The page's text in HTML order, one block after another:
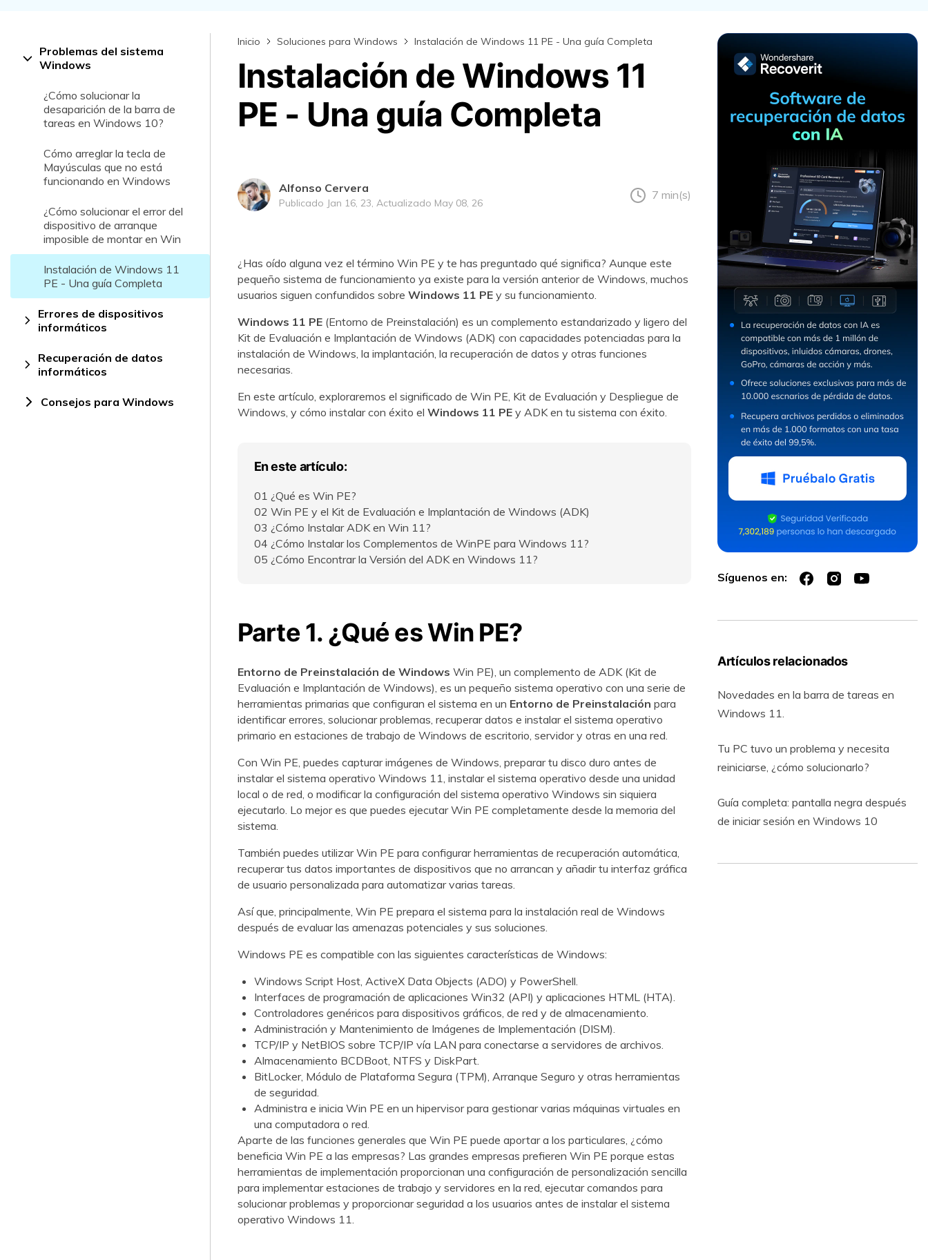
Recuperar Datos de NAS
Excel
Recuperar
Sistema
Recuperar
Datos
Recuperar
Disco Dañado
Recuperar
datos en
RAID
Nuevo
Recuperar
Recuperar
Disco RAW
VER TODAS LAS FUNCIONES
Problemas del sistema
Windows
¿Cómo solucionar la
desaparición de la barra de
tareas en Windows 10?
Cómo arreglar la tecla de
Mayúsculas que no está
funcionando en Windows
¿Cómo solucionar el error del
dispositivo de arranque
imposible de montar en Win
Instalación de Windows 11
PE - Una guía Completa
Errores de dispositivos
informáticos
Recuperación de datos
informáticos
Consejos para Windows
Inicio Soluciones para Windows Instalación de Windows 11 PE - Una guía Completa
Instalación de Windows 11
PE - Una guía Completa
Alfonso Cervera
Publicado Jan 16, 23, Actualizado May 08, 26
7 min(s)
¿Has oído alguna vez el término Win PE y te has preguntado qué significa? Aunque este
pequeño sistema de funcionamiento ya existe para la versión anterior de Windows, muchos
usuarios siguen confundidos sobre Windows 11 PE y su funcionamiento.
Windows 11 PE (Entorno de Preinstalación) es un complemento estandarizado y ligero del
Kit de Evaluación e Implantación de Windows (ADK) con capacidades potenciadas para la
instalación de Windows, la implantación, la recuperación de datos y otras funciones
necesarias.
En este artículo, exploraremos el significado de Win PE, Kit de Evaluación y Despliegue de
Windows, y cómo instalar con éxito el Windows 11 PE y ADK en tu sistema con éxito.
En este artículo:
01 ¿Qué es Win PE?
02 Win PE y el Kit de Evaluación e Implantación de Windows (ADK)
03 ¿Cómo Instalar ADK en Win 11?
04 ¿Cómo Instalar los Complementos de WinPE para Windows 11?
05 ¿Cómo Encontrar la Versión del ADK en Windows 11?
Parte 1. ¿Qué es Win PE?
Entorno de Preinstalación de Windows Win PE), un complemento de ADK (Kit de
Evaluación e Implantación de Windows), es un pequeño sistema operativo con una serie de
herramientas primarias que configuran el sistema en un Entorno de Preinstalación para
identificar errores, solucionar problemas, recuperar datos e instalar el sistema operativo
primario en estaciones de trabajo de Windows de escritorio, servidor y otras en una red.
Con Win PE, puedes capturar imágenes de Windows, preparar tu disco duro antes de
instalar el sistema operativo Windows 11, instalar el sistema operativo desde una unidad
local o de red, o modificar la configuración del sistema operativo Windows sin siquiera
ejecutarlo. Lo mejor es que puedes ejecutar Win PE completamente desde la memoria del
sistema.
También puedes utilizar Win PE para configurar herramientas de recuperación automática,
recuperar tus datos importantes de dispositivos que no arrancan y añadir tu interfaz gráfica
de usuario personalizada para automatizar varias tareas.
Así que, principalmente, Win PE prepara el sistema para la instalación real de Windows
después de evaluar las amenazas potenciales y sus soluciones.
Windows PE es compatible con las siguientes características de Windows:
Windows Script Host, ActiveX Data Objects (ADO) y PowerShell.
Interfaces de programación de aplicaciones Win32 (API) y aplicaciones HTML (HTA).
Controladores genéricos para dispositivos gráficos, de red y de almacenamiento.
Administración y Mantenimiento de Imágenes de Implementación (DISM).
TCP/IP y NetBIOS sobre TCP/IP vía LAN para conectarse a servidores de archivos.
Almacenamiento BCDBoot, NTFS y DiskPart.
BitLocker, Módulo de Plataforma Segura (TPM), Arranque Seguro y otras herramientas
de seguridad.
Administra e inicia Win PE en un hipervisor para gestionar varias máquinas virtuales en
una computadora o red.
Aparte de las funciones generales que Win PE puede aportar a los particulares, ¿cómo
beneficia Win PE a las empresas? Las grandes empresas prefieren Win PE porque estas
herramientas de implementación proporcionan una configuración de personalización sencilla
para implementar estaciones de trabajo y servidores en la red, ejecutar comandos para
solucionar problemas y proporcionar seguridad a los usuarios antes de instalar el sistema
operativo Windows 11.
Síguenos en:
Artículos relacionados
Novedades en la barra de tareas en
Windows 11.
Tu PC tuvo un problema y necesita
reiniciarse, ¿cómo solucionarlo?
Guía completa: pantalla negra después
de iniciar sesión en Windows 10